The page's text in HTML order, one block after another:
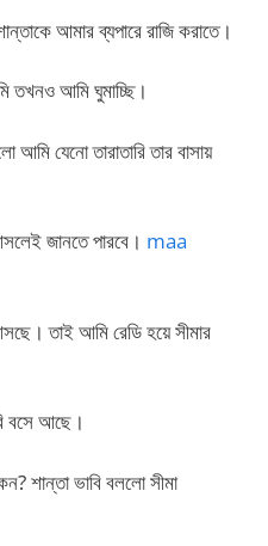
আমার ব্যপারে রাজি করাতে।
তখনও আমি ঘুমাচ্ছি।
যেনো তারাতারি তার বাসায়
জানতে পারবে। maa
তাই আমি রেডি হয়ে সীমার
বসে আছে।
শান্তা ভাবি বললো সীমা